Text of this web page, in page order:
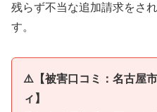
残らず不当な追加請求をさ
す。
⚠️【被害口コミ：名古屋
ィ】